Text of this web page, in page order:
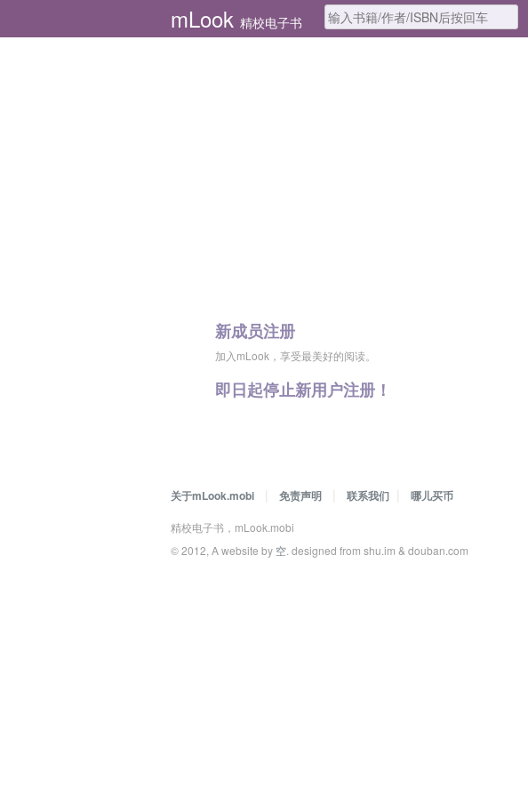
mLook 精校电子书
新成员注册
加入mLook，享受最美好的阅读。
即日起停止新用户注册！
关于mLook.mobi 免责声明 联系我们 哪儿买币
精校电子书，mLook.mobi
© 2012, A website by 空 . designed from shu.im & douban.com